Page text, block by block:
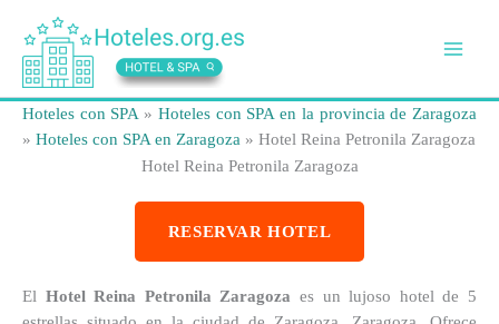
contenido
Hoteles con SPA » Hoteles con SPA en la provincia de Zaragoza
» Hoteles con SPA en Zaragoza » Hotel Reina Petronila Zaragoza
Hotel Reina Petronila Zaragoza
RESERVAR HOTEL
El Hotel Reina Petronila Zaragoza es un lujoso hotel de 5